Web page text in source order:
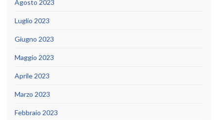
Agosto 2023
Luglio 2023
Giugno 2023
Maggio 2023
Aprile 2023
Marzo 2023
Febbraio 2023